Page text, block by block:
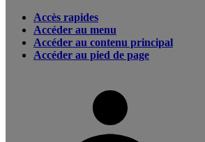
Accès rapides
Accéder au menu
Accéder au contenu principal
Accéder au pied de page